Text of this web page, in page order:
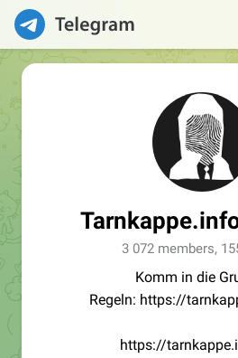
3 072 members,
Komm in die
Regeln: https://
https://